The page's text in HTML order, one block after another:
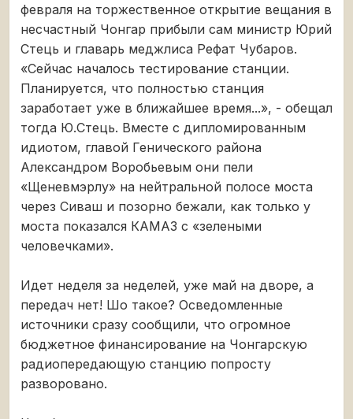
февраля на торжественное открытие вещания в
несчастный Чонгар прибыли сам министр Юрий
Стець и главарь меджлиса Рефат Чубаров.
«Сейчас началось тестирование станции.
Планируется, что полностью станция
заработает уже в ближайшее время...», - обещал
тогда Ю.Стець. Вместе с дипломированным
идиотом, главой Генического района
Александром Воробьевым они пели
«Щеневмэрлу» на нейтральной полосе моста
через Сиваш и позорно бежали, как только у
моста показался КАМАЗ с «зелеными
человечками».
Идет неделя за неделей, уже май на дворе, а
передач нет! Шо такое? Осведомленные
источники сразу сообщили, что огромное
бюджетное финансирование на Чонгарскую
радиопередающую станцию попросту
разворовано.